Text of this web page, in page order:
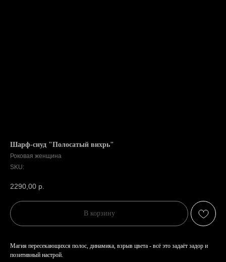
Шарф-снуд "Полосатый вихрь"
Роковая женщина
SKU:
2290,00 р.
В корзину
Магия пересекающихся полос, динамика, взрыв цвета - всё это задаёт задор и
позитивный настрой.